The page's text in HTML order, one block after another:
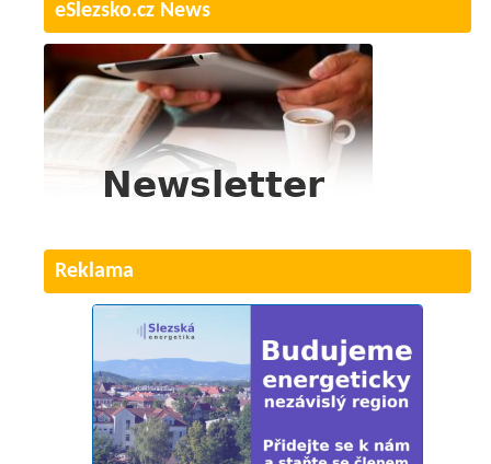
eSlezsko.cz News
Reklama